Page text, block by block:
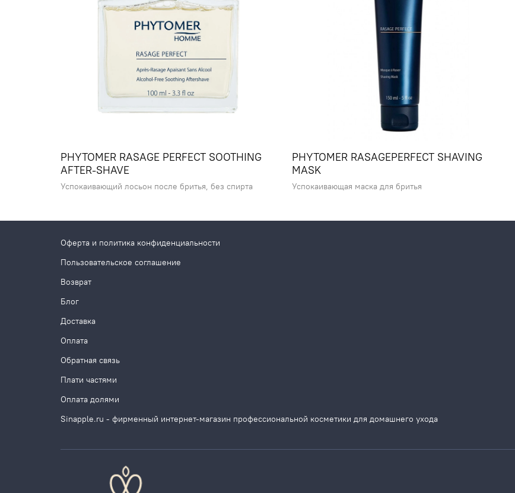
PHYTOMER RASAGE PERFECT SOOTHING
AFTER-SHAVE
Успокаивающий лосьон после бритья, без спирта
PHYTOMER RASAGEPERFECT SHAVING
MASK
Успокаивающая маска для бритья
Оферта и политика конфиденциальности
Пользовательское соглашение
Возврат
Блог
Доставка
Оплата
Обратная связь
Плати частями
Оплата долями
Sinapple.ru - фирменный интернет-магазин профессиональной косметики для домашнего ухода